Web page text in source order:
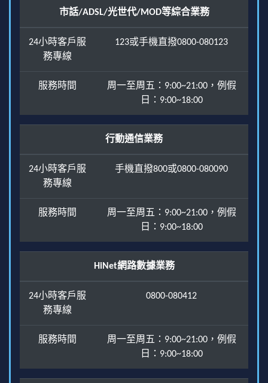
市話/ADSL/光世代/MOD等綜合業務
24小時客戶服
務專線
123或手機直撥0800-080123
服務時間
周一至周五：9:00~21:00，例假
日：9:00~18:00
行動通信業務
24小時客戶服
務專線
手機直撥800或0800-080090
服務時間
周一至周五：9:00~21:00，例假
日：9:00~18:00
HiNet網路數據業務
24小時客戶服
務專線
0800-080412
服務時間
周一至周五：9:00~21:00，例假
日：9:00~18:00